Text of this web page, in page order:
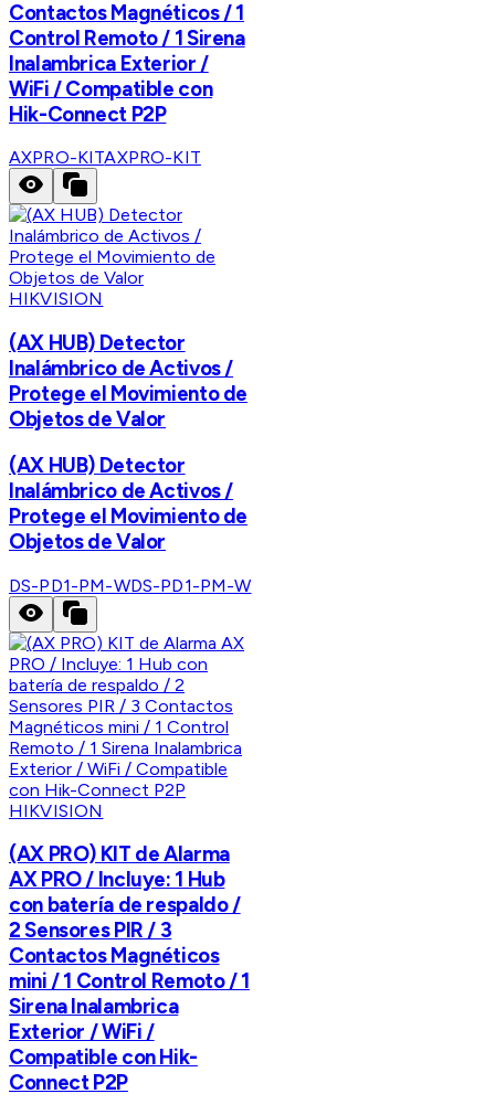
Contactos Magnéticos / 1
Control Remoto / 1 Sirena
Inalambrica Exterior /
WiFi / Compatible con
Hik-Connect P2P
AXPRO-KITAXPRO-KIT
HIKVISION
(AX HUB) Detector
Inalámbrico de Activos /
Protege el Movimiento de
Objetos de Valor
(AX HUB) Detector
Inalámbrico de Activos /
Protege el Movimiento de
Objetos de Valor
DS-PD1-PM-WDS-PD1-PM-W
HIKVISION
(AX PRO) KIT de Alarma
AX PRO / Incluye: 1 Hub
con batería de respaldo /
2 Sensores PIR / 3
Contactos Magnéticos
mini / 1 Control Remoto / 1
Sirena Inalambrica
Exterior / WiFi /
Compatible con Hik-
Connect P2P